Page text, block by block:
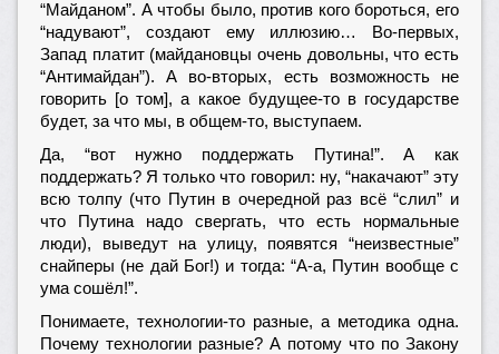
“Майданом”. А чтобы было, против кого бороться, его
“надувают”, создают ему иллюзию… Во-первых,
Запад платит (майдановцы очень довольны, что есть
“Антимайдан”). А во-вторых, есть возможность не
говорить [о том], а какое будущее-то в государстве
будет, за что мы, в общем-то, выступаем.
Да, “вот нужно поддержать Путина!”. А как
поддержать? Я только что говорил: ну, “накачают” эту
всю толпу (что Путин в очередной раз всё “слил” и
что Путина надо свергать, что есть нормальные
люди), выведут на улицу, появятся “неизвестные”
снайперы (не дай Бог!) и тогда: “А-а, Путин вообще с
ума сошёл!”.
Понимаете, технологии-то разные, а методика одна.
Почему технологии разные? А потому что по Закону